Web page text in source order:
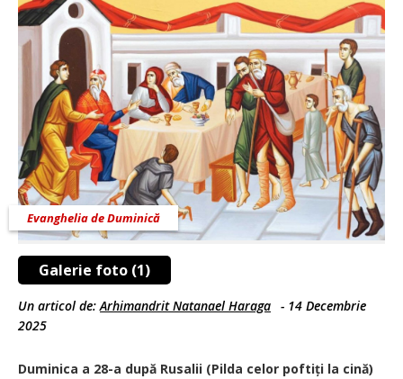
Galerie foto (1)
Evanghelia de Duminică
Un articol de:Arhimandrit Natanael Haraga - 14 Decembrie
2025
Duminica a 28-a după Rusalii (Pilda celor poftiți la cină)